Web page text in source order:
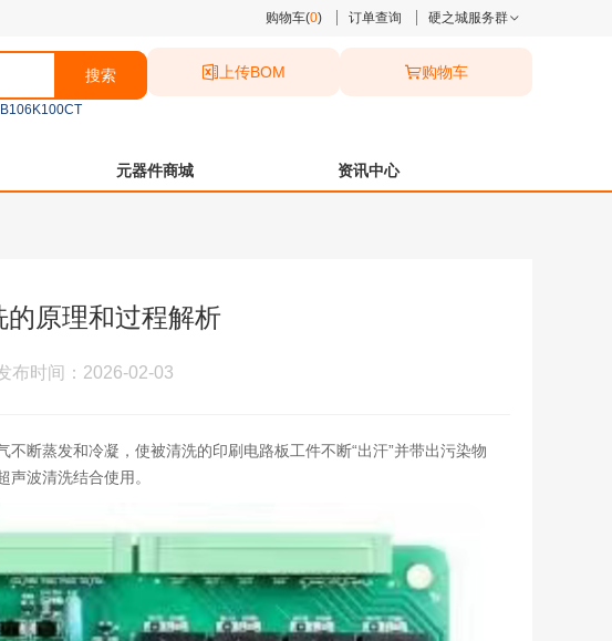
购物车(0) 订单查询 硬之城服务群
搜索 上传BOM 购物车
元器件商城 资讯中心
原理和过程解析
布时间：2026-02-03
断蒸发和冷凝，使被清洗的印刷电路板工件不断“出汗”并带出污染物
波清洗结合使用。